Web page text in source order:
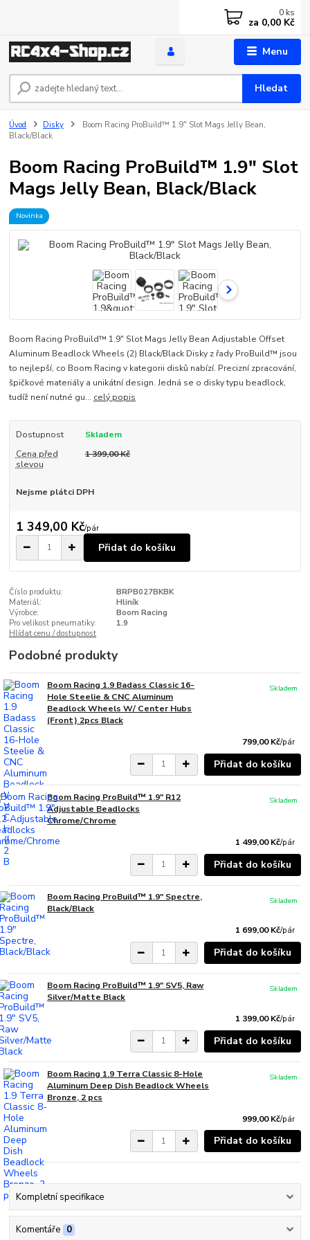
Menu
Hledat
0 ks
za 0,00 Kč
Úvod Disky
Boom Racing ProBuild™ 1.9" Slot Mags Jelly Bean,
Black/Black
Boom Racing ProBuild™ 1.9" Slot
Mags Jelly Bean, Black/Black
Novinka
Boom Racing ProBuild™ 1.9" Slot Mags Jelly Bean Adjustable Offset
Aluminum Beadlock Wheels (2) Black/Black Disky z řady ProBuild™ jsou
to nejlepší, co Boom Racing v kategorii disků nabízí. Precizní zpracování,
špičkové materiály a unikátní design. Jedná se o disky typu beadlock,
tudíž není nutné gu... celý popis
Dostupnost
Skladem
Cena před
slevou
1 399,00 Kč
Nejsme plátci DPH
1 349,00 Kč/pár
Přidat do košíku
Číslo produktu:
BRPB027BKBK
Materiál:
Hliník
Výrobce:
Boom Racing
Pro velikost pneumatiky:
1.9
Hlídat cenu / dostupnost
Podobné produkty
Boom Racing 1.9 Badass Classic 16-
Hole Steelie & CNC Aluminum
Beadlock Wheels W/ Center Hubs
(Front) 2pcs Black
799,00 Kč/pár
Skladem
Přidat do košíku
Boom Racing ProBuild™ 1.9" R12
Adjustable Beadlocks
Chrome/Chrome
1 499,00 Kč/pár
Skladem
Přidat do košíku
Boom Racing ProBuild™ 1.9" Spectre,
Black/Black
1 699,00 Kč/pár
Skladem
Přidat do košíku
Boom Racing ProBuild™ 1.9" SV5, Raw
Silver/Matte Black
1 399,00 Kč/pár
Skladem
Přidat do košíku
Boom Racing 1.9 Terra Classic 8-Hole
Aluminum Deep Dish Beadlock Wheels
Bronze, 2 pcs
999,00 Kč/pár
Skladem
Přidat do košíku
Kompletní specifikace
Komentáře 0